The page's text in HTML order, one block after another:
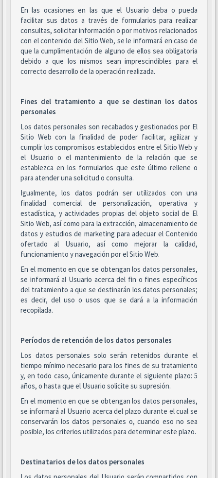
En las ocasiones en las que el Usuario deba o pueda
facilitar sus datos a través de formularios para realizar
consultas, solicitar información o por motivos relacionados
con el contenido del Sitio Web, se le informará en caso de
que la cumplimentación de alguno de ellos sea obligatoria
debido a que los mismos sean imprescindibles para el
correcto desarrollo de la operación realizada.
Fines del tratamiento a que se destinan los datos
personales
Los datos personales son recabados y gestionados por El
Sitio Web con la finalidad de poder facilitar, agilizar y
cumplir los compromisos establecidos entre el Sitio Web y
el Usuario o el mantenimiento de la relación que se
establezca en los formularios que este último rellene o
para atender una solicitud o consulta.
Igualmente, los datos podrán ser utilizados con una
finalidad comercial de personalización, operativa y
estadística, y actividades propias del objeto social de El
Sitio Web, así como para la extracción, almacenamiento de
datos y estudios de marketing para adecuar el Contenido
ofertado al Usuario, así como mejorar la calidad,
funcionamiento y navegación por el Sitio Web.
En el momento en que se obtengan los datos personales,
se informará al Usuario acerca del fin o fines específicos
del tratamiento a que se destinarán los datos personales;
es decir, del uso o usos que se dará a la información
recopilada.
Períodos de retención de los datos personales
Los datos personales solo serán retenidos durante el
tiempo mínimo necesario para los fines de su tratamiento
y, en todo caso, únicamente durante el siguiente plazo: 5
años, o hasta que el Usuario solicite su supresión.
En el momento en que se obtengan los datos personales,
se informará al Usuario acerca del plazo durante el cual se
conservarán los datos personales o, cuando eso no sea
posible, los criterios utilizados para determinar este plazo.
Destinatarios de los datos personales